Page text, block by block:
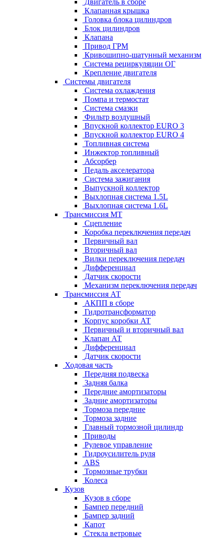
Двигатель в сборе
Клапанная крышка
Головка блока цилиндров
Блок цилиндров
Клапана
Привод ГРМ
Кривошипно-шатунный механизм
Система рециркуляции ОГ
Крепление двигателя
Системы двигателя
Система охлаждения
Помпа и термостат
Система смазки
Фильтр воздушный
Впускной коллектор EURO 3
Впускной коллектор EURO 4
Топливная система
Инжектор топливный
Абсорбер
Педаль акселератора
Система зажигания
Выпускной коллектор
Выхлопная система 1.5L
Выхлопная система 1.6L
Трансмиссия МТ
Сцепление
Коробка переключения передач
Первичный вал
Вторичный вал
Вилки переключения передач
Дифференциал
Датчик скорости
Механизм переключения передач
Трансмиссия АТ
АКПП в сборе
Гидротрансформатор
Корпус коробки АТ
Первичный и вторичный вал
Клапан АТ
Дифференциал
Датчик скорости
Ходовая часть
Передняя подвеска
Задняя балка
Передние амортизаторы
Задние амортизаторы
Тормоза передние
Тормоза задние
Главный тормозной цилиндр
Приводы
Рулевое управление
Гидроусилитель руля
ABS
Тормозные трубки
Колеса
Кузов
Кузов в сборе
Бампер передний
Бампер задний
Капот
Стекла ветровые